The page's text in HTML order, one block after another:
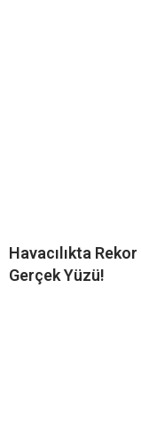
Havacılıkta
Gerçek Yüzü!